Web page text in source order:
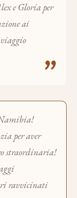
e Gloria per
ai
"
per aver
straordinaria!
ravvicinati